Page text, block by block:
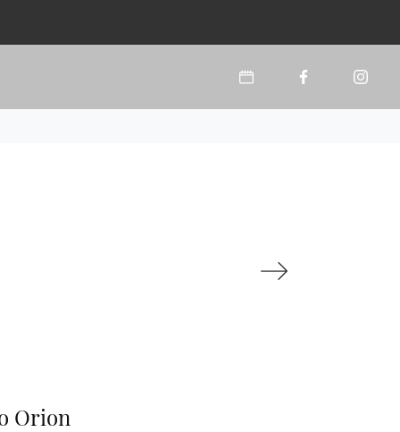
Orion